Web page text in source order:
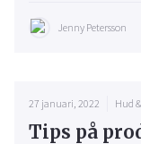
Jenny Petersson
27 januari, 2022 Hud
Tips på